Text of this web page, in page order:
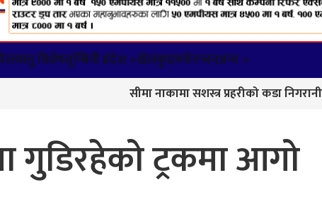
विशेषलुम्बिनी प्रदेश +खेलकुदमनोरन्जनअन्य +
सीमा नाकामा सशस्त्र प्रहरीको कडा निगरानी, करिब १०
ट्रकमा आगो